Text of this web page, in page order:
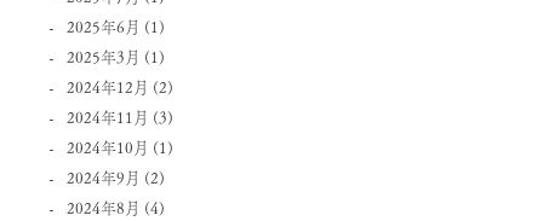
2025年6月 (1)
2025年3月 (1)
2024年12月 (2)
2024年11月 (3)
2024年10月 (1)
2024年9月 (2)
2024年8月 (4)